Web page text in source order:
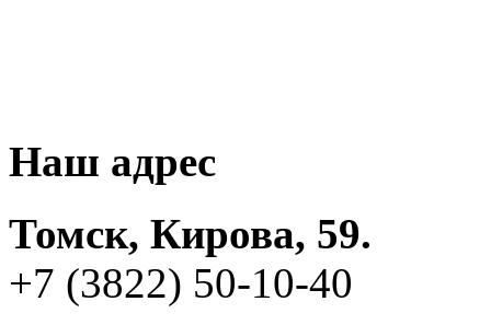
Наш адрес
Томск, Кирова, 59.
+7 (3822) 50-10-40